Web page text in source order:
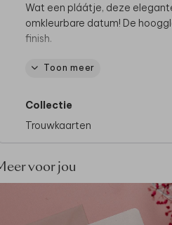
Wat een pláátje, deze
omkleurbare datum! De
finish.
Dit product maakt deel uit van
Toon meer
Collectie
Trouwkaarten
voor jou